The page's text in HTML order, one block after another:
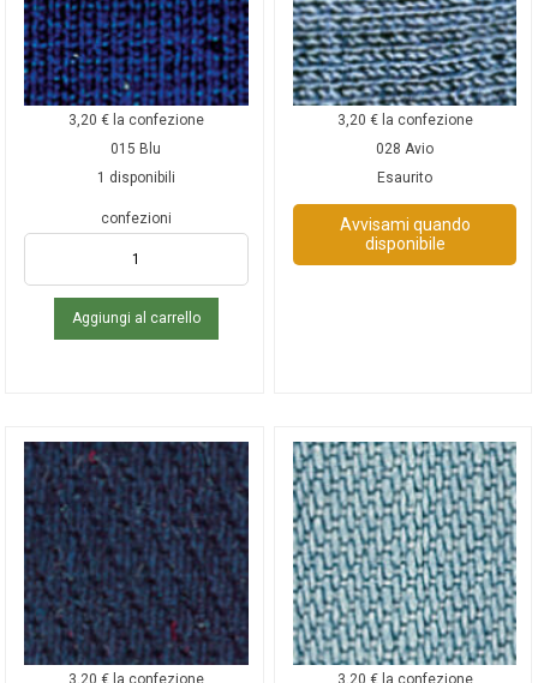
3,20 € la confezione
015 Blu
1 disponibili
confezioni
Aggiungi al carrello
3,20 € la confezione
028 Avio
Esaurito
Avvisami quando
disponibile
3,20 € la confezione
3,20 € la confezione